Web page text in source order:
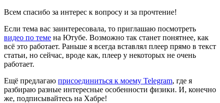
Всем спасибо за интерес к вопросу и за прочтение!
Если тема вас заинтересовала, то приглашаю посмотреть
видео по теме на Ютубе. Возможно так станет понятнее, как
всё это работает. Раньше я всегда вставлял плеер прямо в текст
статьи, но сейчас, вроде как, плеер у некоторых не очень
работает.
Ещё предлагаю присоединиться к моему Telegram, где я
разбираю разные интересные особенности физики. И, конечно
же, подписывайтесь на Хабре!